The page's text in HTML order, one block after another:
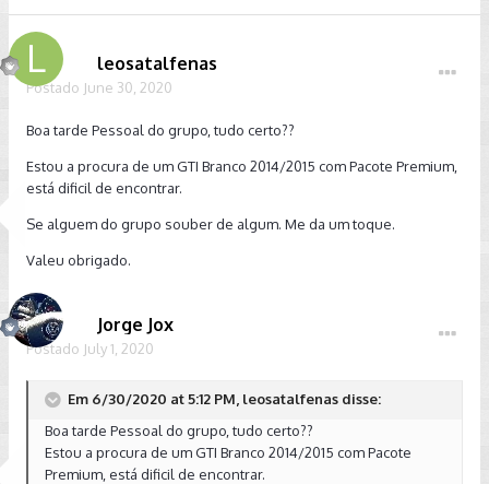
leosatalfenas
Postado June 30, 2020
Boa tarde Pessoal do grupo, tudo certo??
Estou a procura de um GTI Branco 2014/2015 com Pacote Premium,
está dificil de encontrar.
Se alguem do grupo souber de algum. Me da um toque.
Valeu obrigado.
Jorge Jox
Postado July 1, 2020
Em 6/30/2020 at 5:12 PM, leosatalfenas disse:
Boa tarde Pessoal do grupo, tudo certo??
Estou a procura de um GTI Branco 2014/2015 com Pacote
Premium, está dificil de encontrar.